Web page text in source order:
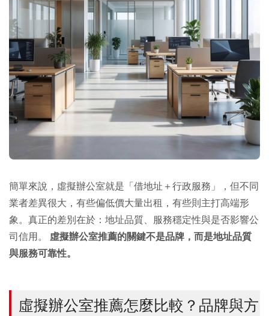
簡單來說，虛擬辦公室就是「借地址＋行政服務」，但不同
業者差異很大，有些偏低價大量出租，有些則主打高端形
象。真正的差別在於：地址品質、服務穩定性與是否影響公
司信用。 虛擬辦公室推薦的關鍵不是品牌，而是地址品質
與服務可靠性。
虛擬辦公室推薦怎麼比較？品牌與方